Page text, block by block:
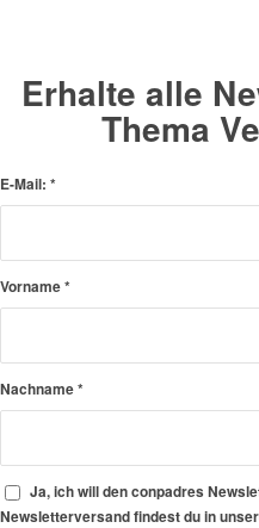
Erhalte alle
Thema
E-Mail: *
Vorname*
Nachname*
Ja, ich will den conpadres
Newsletterversand findest du in